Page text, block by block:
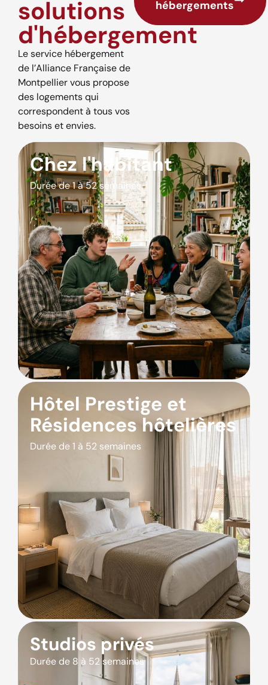
solutions
d'hébergement
Le service hébergement
de l’Alliance Française de
Montpellier vous propose
des logements qui
correspondent à tous vos
besoins et envies.
hébergements
Chez l'habitant
Durée de 1 à 52 semaines
Hôtel Prestige et
Résidences hôtelières
Durée de 1 à 52 semaines
Studios privés
Durée de 8 à 52 semaines